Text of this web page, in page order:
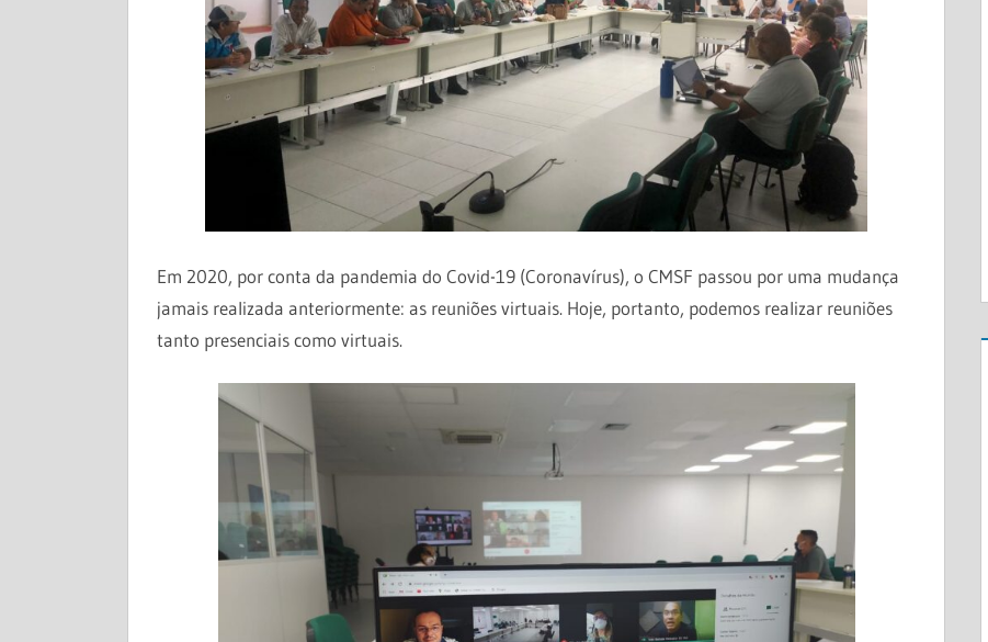
Em 2020, por conta da pandemia do Covid-19 (Coronavírus), o CMSF passou por uma mudança
jamais realizada anteriormente: as reuniões virtuais. Hoje, portanto, podemos realizar reuniões
tanto presenciais como virtuais.